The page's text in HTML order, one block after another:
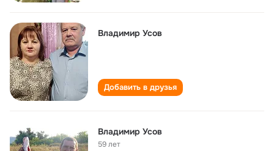
Владимир Усов
Добавить в друзья
Владимир Усов
59 лет